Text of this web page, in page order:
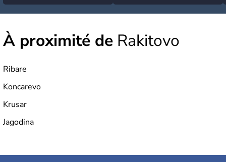
À proximité de Rakitovo
Ribare
Koncarevo
Krusar
Jagodina